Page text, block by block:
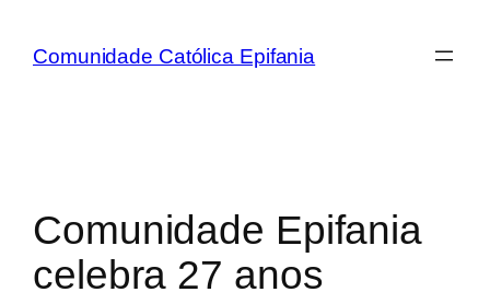
Comunidade Católica Epifania
Comunidade Epifania
celebra 27 anos